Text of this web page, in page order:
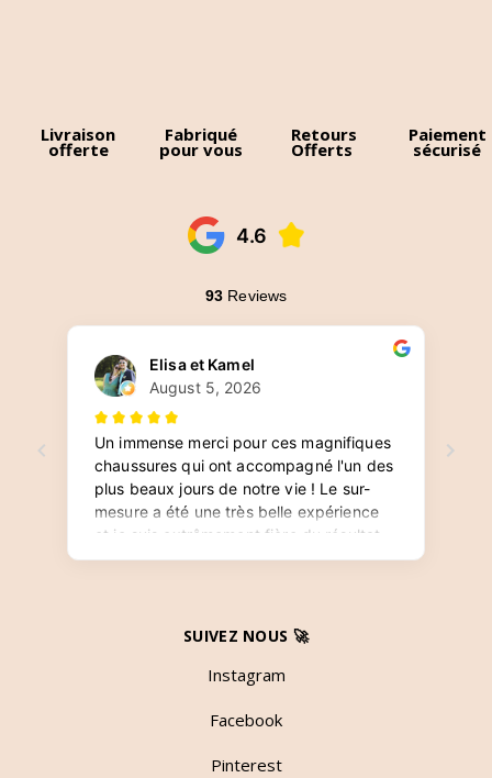
Livraison
offerte
Fabriqué
pour vous
Retours
Offerts
Paiement
sécurisé
SUIVEZ NOUS 🚀
Instagram
Facebook
Pinterest